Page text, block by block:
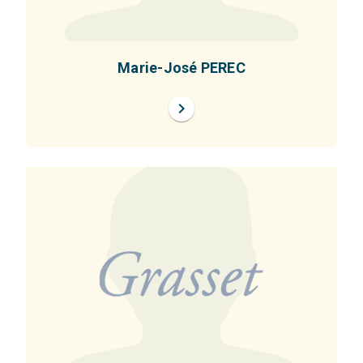
Marie-José PEREC
chevron_right